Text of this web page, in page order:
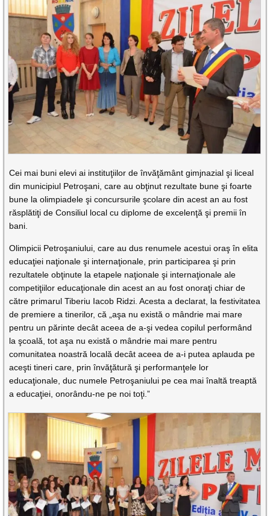
Cei mai buni elevi ai instituţiilor de învăţământ gimjnazial şi liceal
din municipiul Petroşani, care au obţinut rezultate bune şi foarte
bune la olimpiadele şi concursurile şcolare din acest an au fost
răsplătiţi de Consiliul local cu diplome de excelenţă şi premii în
bani.
Olimpicii Petroşaniului, care au dus renumele acestui oraş în elita
educaţiei naţionale şi internaţionale, prin participarea şi prin
rezultatele obţinute la etapele naţionale şi internaţionale ale
competiţiilor educaţionale din acest an au fost onoraţi chiar de
către primarul Tiberiu Iacob Ridzi. Acesta a declarat, la festivitatea
de premiere a tinerilor, că „aşa nu există o mândrie mai mare
pentru un părinte decât aceea de a-şi vedea copilul performând
la şcoală, tot aşa nu există o mândrie mai mare pentru
comunitatea noastră locală decât aceea de a-i putea aplauda pe
aceşti tineri care, prin învăţătură şi performanţele lor
educaţionale, duc numele Petroşaniului pe cea mai înaltă treaptă
a educaţiei, onorându-ne pe noi toţi.”